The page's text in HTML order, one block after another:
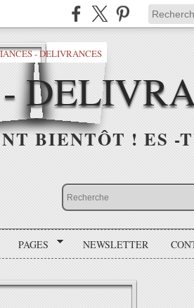
BIENTÔT ! ES -
PAGES NEWSLETTER